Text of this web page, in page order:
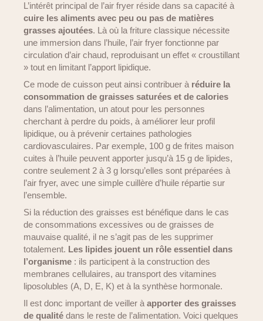
L’intérêt principal de l’air fryer réside dans sa capacité à
cuire les aliments avec peu ou pas de matières
grasses ajoutées. Là où la friture classique nécessite
une immersion dans l’huile, l’air fryer fonctionne par
circulation d’air chaud, reproduisant un effet « croustillant
» tout en limitant l’apport lipidique.
Ce mode de cuisson peut ainsi contribuer à réduire la
consommation de graisses saturées et de calories
dans l’alimentation, un atout pour les personnes
cherchant à perdre du poids, à améliorer leur profil
lipidique, ou à prévenir certaines pathologies
cardiovasculaires. Par exemple, 100 g de frites maison
cuites à l’huile peuvent apporter jusqu’à 15 g de lipides,
contre seulement 2 à 3 g lorsqu’elles sont préparées à
l’air fryer, avec une simple cuillère d’huile répartie sur
l’ensemble.
Si la réduction des graisses est bénéfique dans le cas
de consommations excessives ou de graisses de
mauvaise qualité, il ne s’agit pas de les supprimer
totalement. Les lipides jouent un rôle essentiel dans
l’organisme : ils participent à la construction des
membranes cellulaires, au transport des vitamines
liposolubles (A, D, E, K) et à la synthèse hormonale.
Il est donc important de veiller à apporter des graisses
de qualité dans le reste de l’alimentation. Voici quelques